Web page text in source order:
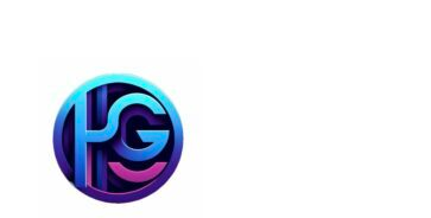
contenido